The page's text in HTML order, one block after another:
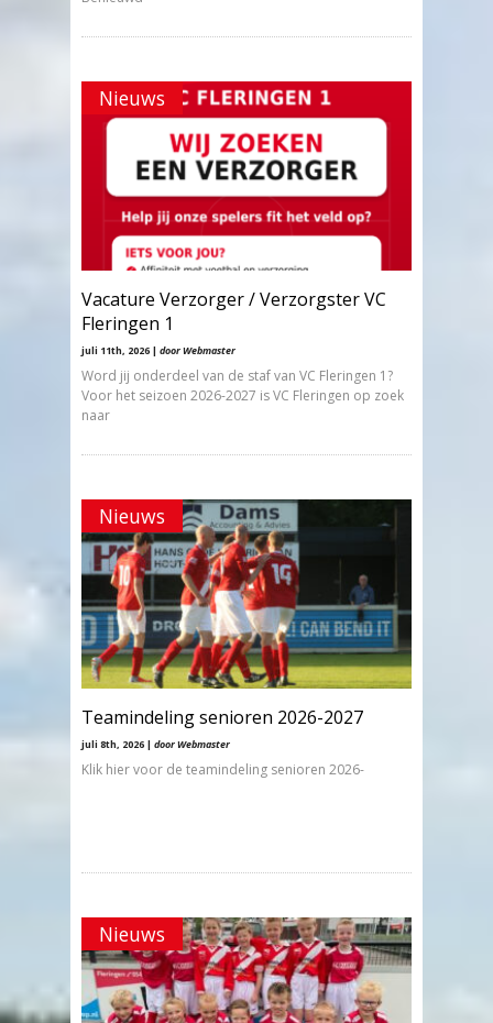
Nieuws
Vacature Verzorger / Verzorgster VC
Fleringen 1
juli 11th, 2026 | door Webmaster
Word jij onderdeel van de staf van VC Fleringen 1?
Voor het seizoen 2026-2027 is VC Fleringen op zoek
naar
Nieuws
Teamindeling senioren 2026-2027
juli 8th, 2026 | door Webmaster
Klik hier voor de teamindeling senioren 2026-
Nieuws